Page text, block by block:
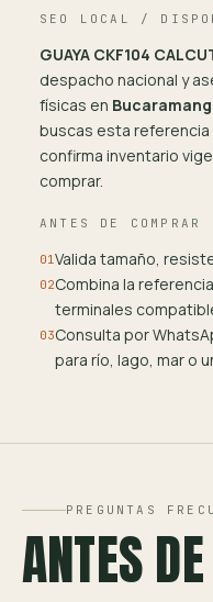
SEO LOCAL /
GUAYA CKF104
despacho nacional y
físicas en
buscas esta referencia
confirma inventario
comprar.
ANTES DE COMPRAR
01Valida tamaño,
02Combina la
terminales
03Consulta por
para río, lago, mar o
PREGUNTAS
ANTES